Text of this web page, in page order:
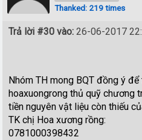
Thanked: 219 times
Trả lời #30 vào: 26-06-2017
Nhóm TH mong BQT đồng ý
hoaxuongrong thủ quỹ chương
tiền nguyên vật liệu còn thiếu
TK chị Hoa xương rồng:
0781000398432